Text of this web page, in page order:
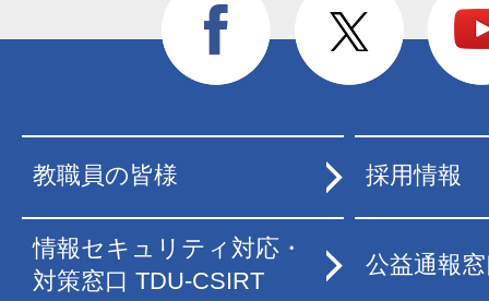
教職員の皆様 採用情報
情報セキュリティ対応・
対策窓口 TDU-CSIRT
公益通報